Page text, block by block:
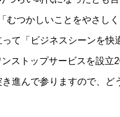
つかしいことをやさし
て「ビジネスシーンを快
ストップサービスを設立
進んで参りますので、ど